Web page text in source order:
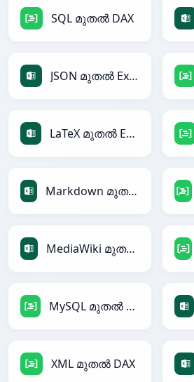
SQL മുതൽ DAX
JSON മുതൽ Excel
LaTeX മുതൽ Excel
Markdown മുതൽ Excel
MediaWiki മുതൽ Excel
MySQL മുതൽ DAX
XML മുതൽ DAX